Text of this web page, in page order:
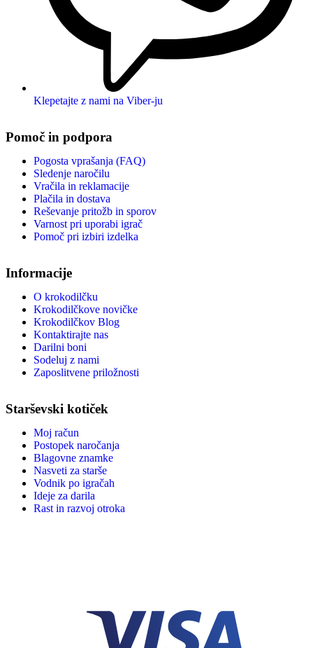
Klepetajte z nami na Viber-ju
Pomoč in podpora
Pogosta vprašanja (FAQ)
Sledenje naročilu
Vračila in reklamacije
Plačila in dostava
Reševanje pritožb in sporov
Varnost pri uporabi igrač
Pomoč pri izbiri izdelka
Informacije
O krokodilčku
Krokodilčkove novičke
Krokodilčkov Blog
Kontaktirajte nas
Darilni boni
Sodeluj z nami
Zaposlitvene priložnosti
Starševski kotiček
Moj račun
Postopek naročanja
Blagovne znamke
Nasveti za starše
Vodnik po igračah
Ideje za darila
Rast in razvoj otroka